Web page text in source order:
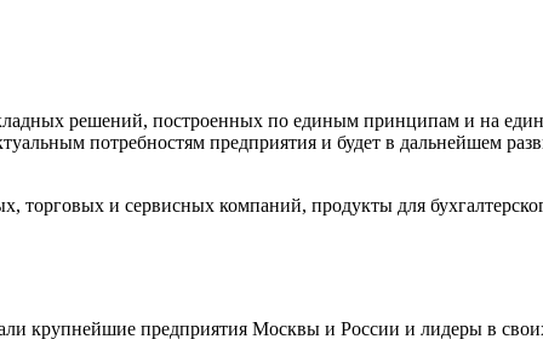
решений, построенных по единым принципам и на
потребностям предприятия и будет в дальнейшем
и сервисных компаний, продукты для
крупнейшие предприятия Москвы и России и лидеры в